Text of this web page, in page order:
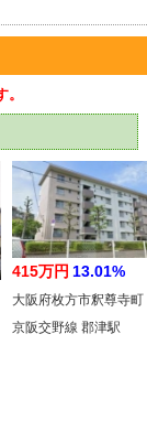
415万円 13.01%
大阪府枚方市釈尊寺町
京阪交野線 郡津駅